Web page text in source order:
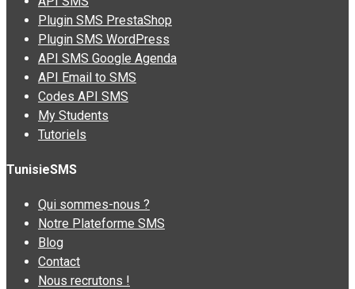
Plugin SMS PrestaShop
Plugin SMS WordPress
API SMS Google Agenda
API Email to SMS
Codes API SMS
My Students
Tutoriels
TunisieSMS
Qui sommes-nous ?
Notre Plateforme SMS
Blog
Contact
Nous recrutons !